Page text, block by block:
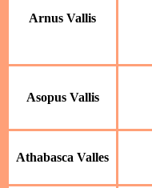
Arnus Vallis
Asopus Vallis
Athabasca Valles